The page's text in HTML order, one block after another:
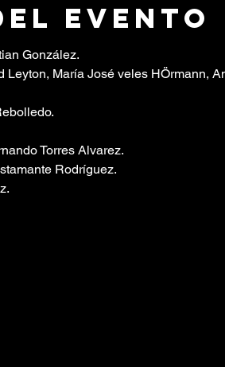
evento
González.
Leyton, María José veles HÖrmann,
Torres Alvarez.
Rodríguez.